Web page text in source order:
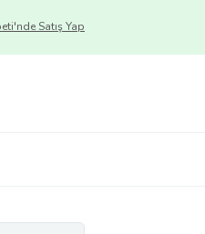
Satış Yap